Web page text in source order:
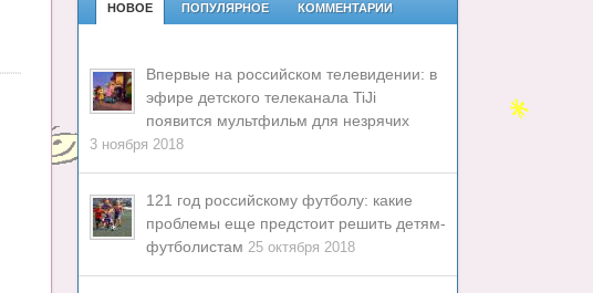
НОВОЕ ПОПУЛЯРНОЕ КОММЕНТАРИИ
Впервые на российском телевидении: в
эфире детского телеканала TiJi
появится мультфильм для незрячих
3 ноября 2018
121 год российскому футболу: какие
проблемы еще предстоит решить детям-
футболистам 25 октября 2018